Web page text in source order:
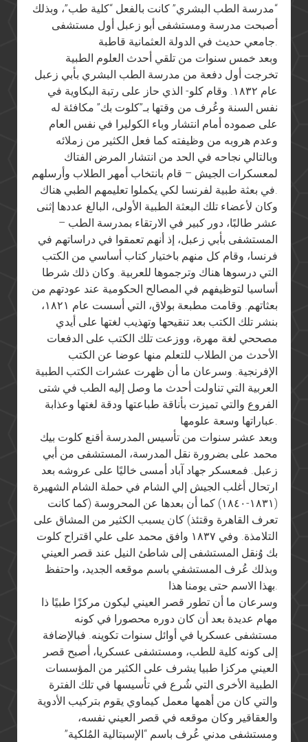
“مدرسة الطب البشري” كانت بالفعل “كلية طب”، وبذلك
أصبحت مدرسة ومستشفى أبو زعبل أول مستشفى
جامعي حديث في الدولة العثمانية قاطبة.
وبعد خمس سنوات من تلقي أحدث العلوم الطبية
تخرجت أول دفعة من مدرسة الطب البشري بأبي زعبل
عام ١٨٣٢. وقام كلو- الذي حاز على رتبة البكاوية في
نفس السنة وعُرف من وقتها بـ”كلوت بك” مكافئة له
على صموده أمام انتشار وباء الكوليرا في نفس العام
وعدم هروبه من وظيفته كما فعل الكثير من زملائه
وبالتالي نجاحه في الحد من انتشار المرض الفتاك
لمعسكرات الجيش – قام بانتخاب أمهر الطلاب وأرسلهم
في بعثة طبية لفرنسا لكي يكملوا تعليمهم الطبي هناك.
وكان لأعضاء تلك البعثة الطبية الأولى، البالغ عددها إثنى
عشر طالبًا، دور كبير في الارتقاء بمدرسة الطب –
المستشفى بأبي زعبل، إذ أنهم تعمقوا في دراساتهم في
فرنسا، وقام كل منهم باختيار كتاب أساسي من الكتب
التي درسوها هناك وترجموها للعربية. وكان ذلك شرطا
أساسيا لتوظيفهم في المصالح الحكومية عند عودتهم من
بعثاتهم. وقامت مطبعة بولاق، التي أسست عام ١٨٢١،
بنشر تلك الكتب بعد تنقيحها وتهذيب لغتها على أيدي
مصححي لغة مهرة، ووزعت تلك الكتب على الدفعات
الأحدث من الطلاب للتعلم منها عوضا عن الكتب
الإفرنجية. وسرعان ما أن ظهرت عشرات الكتب الطبية
العربية التي تناولت أحدث ما وصل إليه الطب في شتى
الفروع والتي تميزت بأناقة طباعتها ودقة لغتها وعذابة
عباراتها وسعة علومها.
وبعد عشر سنوات من تأسيس المدرسة أقنع كلوت بيك
محمد على بضرورة نقل المدرسة، المستشفى من أبي
زعبل. فمعسكر جهاد آباد أمسى خاليًا على عروشه بعد
ارتحال أغلب الجيش إلي الشام في حملة الشام الشهيرة
(١٨٣١-١٨٤٠) كما أن بعدها عن المحروسة (كما كانت
تعرف القاهرة وقتئذ) كان يسبب الكثير من المشاق على
التلامذة. وفي ١٨٣٧ وافق محمد على علي اقتراح كلوت
بك وُنقل المستشفى إلى شاطئ النيل عند قصر العيني
وبذلك عُرف المستشفي باسم موقعه الجديد، واحتفظ
بهذا الاسم حتى يومنا هذا.
وسرعان ما أن تطور قصر العيني ليكون مركزًا طبيًا ذا
مهام عديدة بعد أن كان دوره محصورا في كونه
مستشفى عسكريا في أوائل سنوات تكوينه. فبالإضافة
إلى كونه كلية للطب، ومستشفى عسكريا، أصبح قصر
العيني مركزا طبيا يشرف على الكثير من المؤسسات
الطبية الأخرى التي شُرع في تأسيسها في تلك الفترة
والتي كان من أهمها معمل كيماوي يقوم بتركيب الأدوية
والعقاقير وكان موقعه في قصر العيني نفسه،
ومستشفى مدني عُرف باسم “الإسبتالية المُلكية”